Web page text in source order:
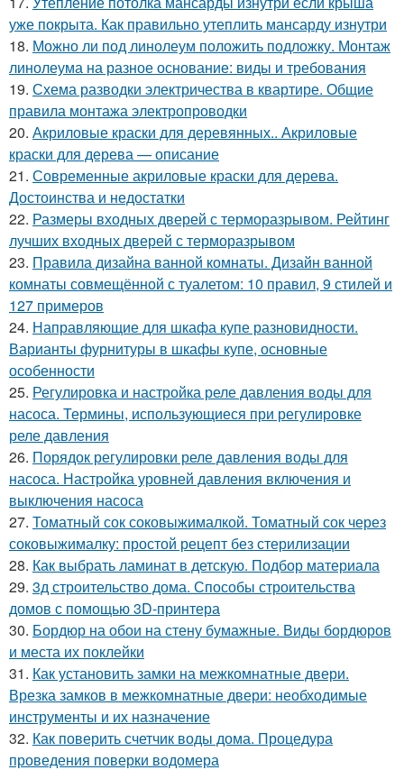
уже покрыта. Как правильно утеплить мансарду изнутри
18. Можно ли под линолеум положить подложку. Монтаж
линолеума на разное основание: виды и требования
19. Схема разводки электричества в квартире. Общие
правила монтажа электропроводки
20. Акриловые краски для деревянных.. Акриловые
краски для дерева — описание
21. Современные акриловые краски для дерева.
Достоинства и недостатки
22. Размеры входных дверей с терморазрывом. Рейтинг
лучших входных дверей с терморазрывом
23. Правила дизайна ванной комнаты. Дизайн ванной
комнаты совмещённой с туалетом: 10 правил, 9 стилей и
127 примеров
24. Направляющие для шкафа купе разновидности.
Варианты фурнитуры в шкафы купе, основные
особенности
25. Регулировка и настройка реле давления воды для
насоса. Термины, использующиеся при регулировке
реле давления
26. Порядок регулировки реле давления воды для
насоса. Настройка уровней давления включения и
выключения насоса
27. Томатный сок соковыжималкой. Томатный сок через
соковыжималку: простой рецепт без стерилизации
28. Как выбрать ламинат в детскую. Подбор материала
29. 3д строительство дома. Способы строительства
домов с помощью 3D-принтера
30. Бордюр на обои на стену бумажные. Виды бордюров
и места их поклейки
31. Как установить замки на межкомнатные двери.
Врезка замков в межкомнатные двери: необходимые
инструменты и их назначение
32. Как поверить счетчик воды дома. Процедура
проведения поверки водомера